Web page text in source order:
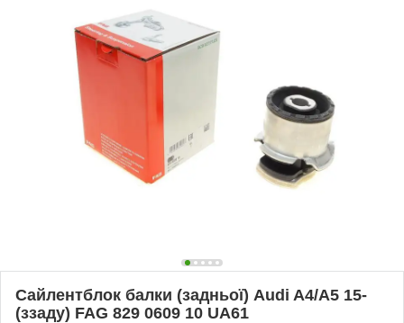
Сайлентблок балки (задньої) Audi A4/A5 15-
(ззаду) FAG 829 0609 10 UA61